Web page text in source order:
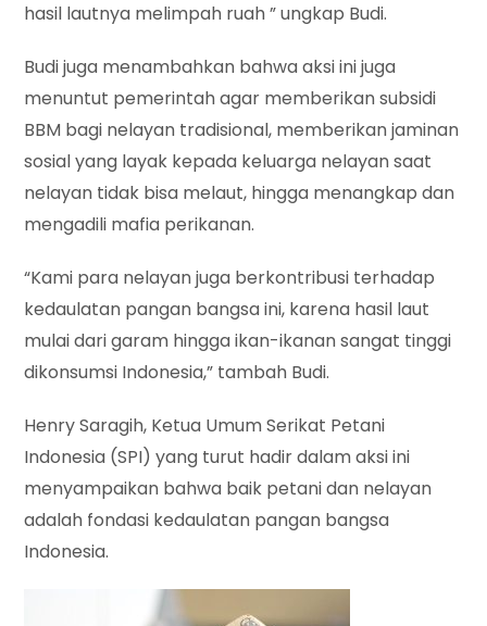
hasil lautnya melimpah ruah ” ungkap Budi.
Budi juga menambahkan bahwa aksi ini juga
menuntut pemerintah agar memberikan subsidi
BBM bagi nelayan tradisional, memberikan jaminan
sosial yang layak kepada keluarga nelayan saat
nelayan tidak bisa melaut, hingga menangkap dan
mengadili mafia perikanan.
“Kami para nelayan juga berkontribusi terhadap
kedaulatan pangan bangsa ini, karena hasil laut
mulai dari garam hingga ikan-ikanan sangat tinggi
dikonsumsi Indonesia,” tambah Budi.
Henry Saragih, Ketua Umum Serikat Petani
Indonesia (SPI) yang turut hadir dalam aksi ini
menyampaikan bahwa baik petani dan nelayan
adalah fondasi kedaulatan pangan bangsa
Indonesia.